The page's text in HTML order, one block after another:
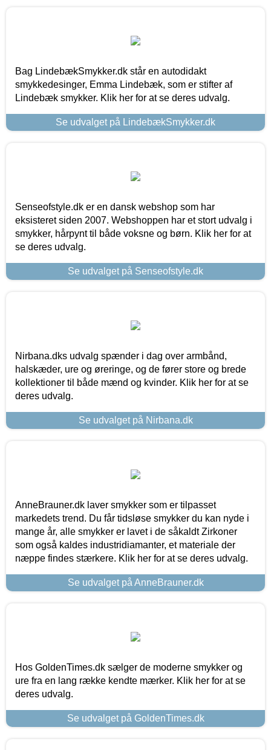
Bag LindebækSmykker.dk står en autodidakt
smykkedesinger, Emma Lindebæk, som er stifter af
Lindebæk smykker. Klik her for at se deres udvalg.
Se udvalget på LindebækSmykker.dk
Senseofstyle.dk er en dansk webshop som har
eksisteret siden 2007. Webshoppen har et stort udvalg i
smykker, hårpynt til både voksne og børn. Klik her for at
se deres udvalg.
Se udvalget på Senseofstyle.dk
Nirbana.dks udvalg spænder i dag over armbånd,
halskæder, ure og øreringe, og de fører store og brede
kollektioner til både mænd og kvinder. Klik her for at se
deres udvalg.
Se udvalget på Nirbana.dk
AnneBrauner.dk laver smykker som er tilpasset
markedets trend. Du får tidsløse smykker du kan nyde i
mange år, alle smykker er lavet i de såkaldt Zirkoner
som også kaldes industridiamanter, et materiale der
næppe findes stærkere. Klik her for at se deres udvalg.
Se udvalget på AnneBrauner.dk
Hos GoldenTimes.dk sælger de moderne smykker og
ure fra en lang række kendte mærker. Klik her for at se
deres udvalg.
Se udvalget på GoldenTimes.dk